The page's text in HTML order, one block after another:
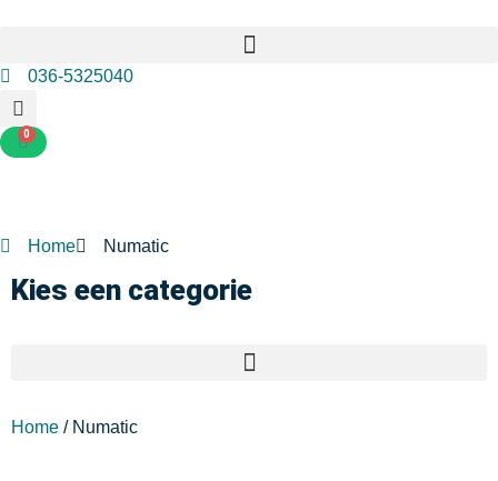
036-5325040
0
Home Numatic
Kies een categorie
Home / Numatic